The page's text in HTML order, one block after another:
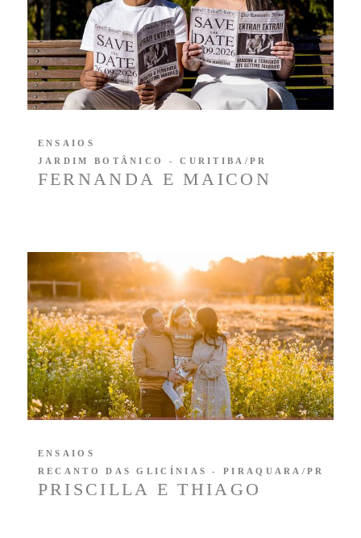
FERNANDA E MAICON
ENSAIOS
JARDIM BOTÂNICO - CURITIBA/PR
PRISCILLA E THIAGO
ENSAIOS
RECANTO DAS GLICÍNIAS - PIRAQUARA/PR